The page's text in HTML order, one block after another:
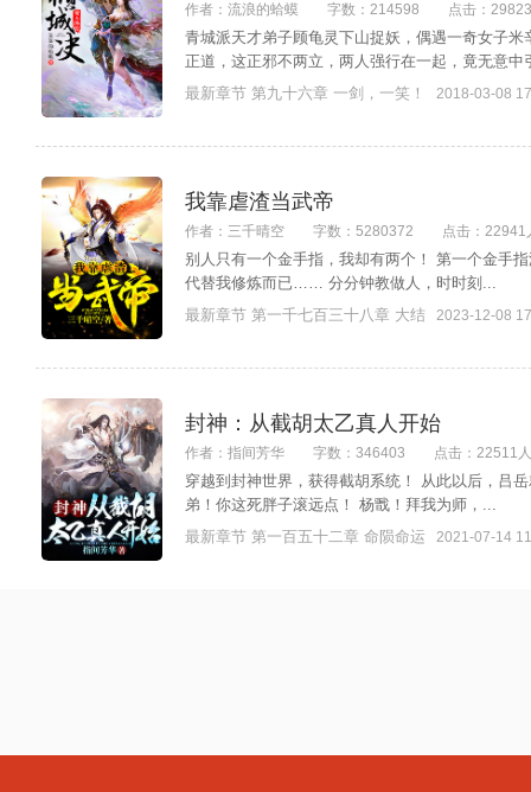
作者：流浪的蛤蟆 字数：214598 点击：
青城派天才弟子顾龟灵下山捉妖，偶遇一奇女子
正道，这正邪不两立，两人强行在一起，竟无意中
最新章节 第九十六章 一剑，一笑！
2018-03-08
我靠虐渣当武帝
作者：三千晴空 字数：5280372 点击：22941
别人只有一个金手指，我却有两个！ 第一个金手
代替我修炼而已…… 分分钟教做人，时时刻...
最新章节 第一千七百三十八章 大结
2023-12-08
封神：从截胡太乙真人开始
作者：指间芳华 字数：346403 点击：22511人
穿越到封神世界，获得截胡系统！ 从此以后，吕
弟！你这死胖子滚远点！ 杨戬！拜我为师，...
最新章节 第一百五十二章 命陨命运
2021-07-14